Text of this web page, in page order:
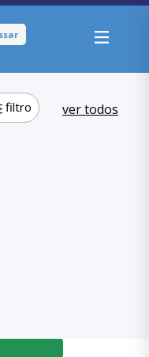
filtro ver todos